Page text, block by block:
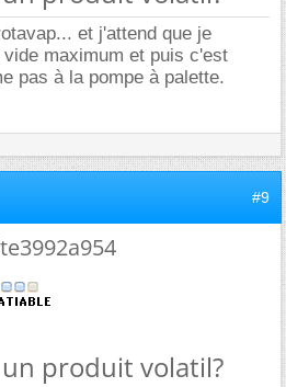
et j'attend que je
maximum et puis c'est
pas à la pompe à palette.
#9
produit volatil?